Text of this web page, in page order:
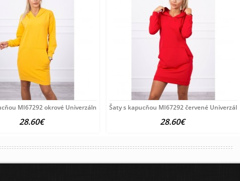
MI67292 okrové Univerzálna Okrová
28.60€
Šaty s kapucňou MI67292 červené
28.60€